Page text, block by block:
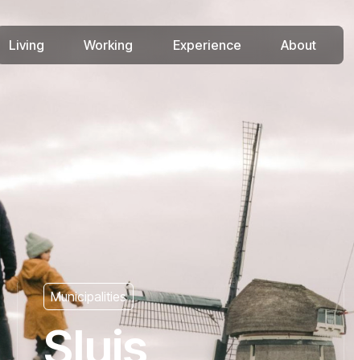
Living Working Experience About
Municipalities
Sluis